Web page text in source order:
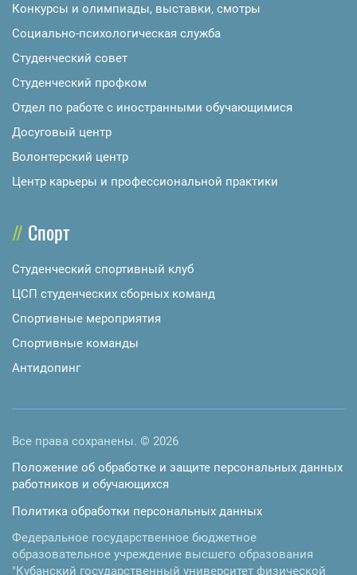
Конкурсы и олимпиады, выставки, смотры
Социально-психологическая служба
Студенческий совет
Студенческий профком
Отдел по работе с иностранными обучающимися
Досуговый центр
Волонтерский центр
Центр карьеры и профессиональной практики
Спорт
Студенческий спортивный клуб
ЦСП студенческих сборных команд
Спортивные мероприятия
Спортивные команды
Антидопинг
Все права сохранены. © 2026
Положение об обработке и защите персональных данных
работников и обучающихся
Политика обработки персональных данных
Федеральное государственное бюджетное
образовательное учреждение высшего образования
"Кубанский государственный университет физической